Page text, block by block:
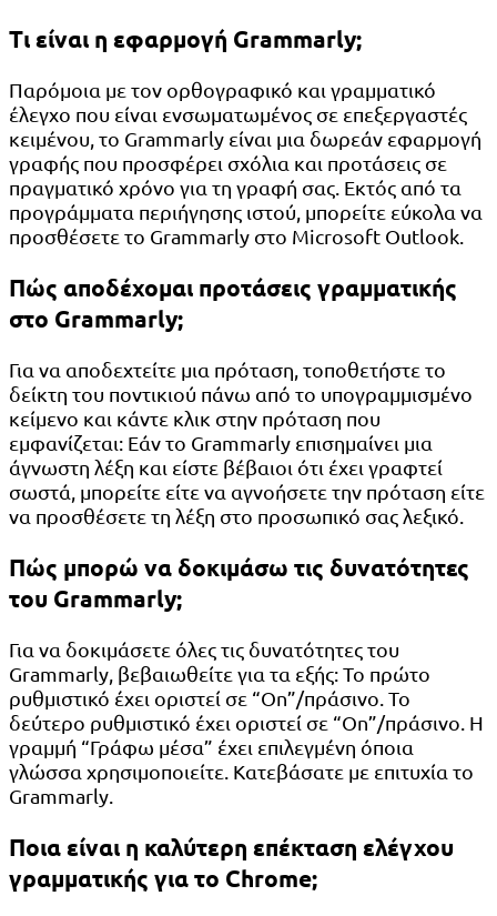
Τι είναι η εφαρμογή Grammarly;
Παρόμοια με τον ορθογραφικό και γραμματικό
έλεγχο που είναι ενσωματωμένος σε επεξεργαστές
κειμένου, το Grammarly είναι μια δωρεάν εφαρμογή
γραφής που προσφέρει σχόλια και προτάσεις σε
πραγματικό χρόνο για τη γραφή σας. Εκτός από τα
προγράμματα περιήγησης ιστού, μπορείτε εύκολα να
προσθέσετε το Grammarly στο Microsoft Outlook.
Πώς αποδέχομαι προτάσεις γραμματικής
στο Grammarly;
Για να αποδεχτείτε μια πρόταση, τοποθετήστε το
δείκτη του ποντικιού πάνω από το υπογραμμισμένο
κείμενο και κάντε κλικ στην πρόταση που
εμφανίζεται: Εάν το Grammarly επισημαίνει μια
άγνωστη λέξη και είστε βέβαιοι ότι έχει γραφτεί
σωστά, μπορείτε είτε να αγνοήσετε την πρόταση είτε
να προσθέσετε τη λέξη στο προσωπικό σας λεξικό.
Πώς μπορώ να δοκιμάσω τις δυνατότητες
του Grammarly;
Για να δοκιμάσετε όλες τις δυνατότητες του
Grammarly, βεβαιωθείτε για τα εξής: Το πρώτο
ρυθμιστικό έχει οριστεί σε “On”/πράσινο. Το
δεύτερο ρυθμιστικό έχει οριστεί σε “On”/πράσινο. Η
γραμμή “Γράφω μέσα” έχει επιλεγμένη όποια
γλώσσα χρησιμοποιείτε. Κατεβάσατε με επιτυχία το
Grammarly.
Ποια είναι η καλύτερη επέκταση ελέγχου
γραμματικής για το Chrome;